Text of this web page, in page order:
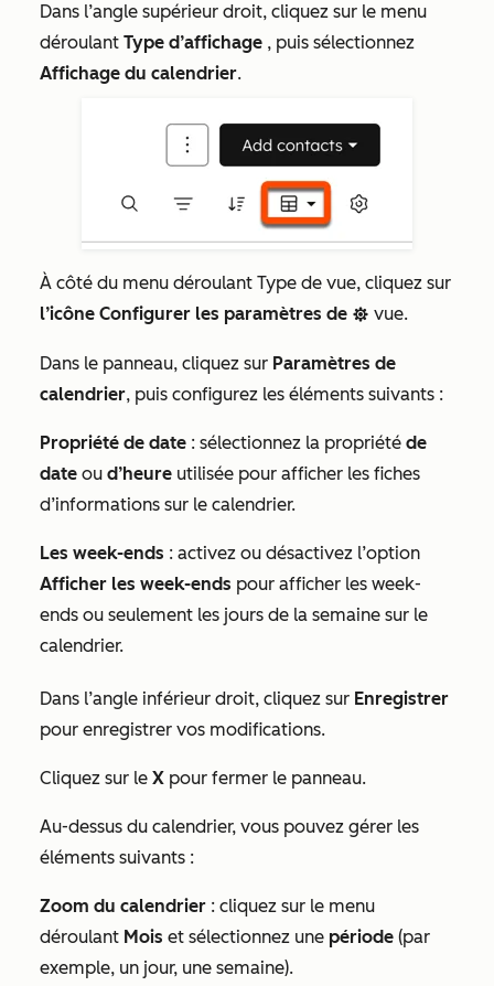
Dans l’angle supérieur droit, cliquez sur le menu
déroulant Type d’affichage , puis sélectionnez
Affichage du calendrier.
À côté du menu déroulant Type de vue, cliquez sur
l’icône Configurer les paramètres de settingsIcon vue.
Dans le panneau, cliquez sur Paramètres de
calendrier, puis configurez les éléments suivants :
Propriété de date : sélectionnez la propriété de
date ou d’heure utilisée pour afficher les fiches
d’informations sur le calendrier.
Les week-ends : activez ou désactivez l’option
Afficher les week-ends pour afficher les week-
ends ou seulement les jours de la semaine sur le
calendrier.
Dans l’angle inférieur droit, cliquez sur Enregistrer
pour enregistrer vos modifications.
Cliquez sur le X pour fermer le panneau.
Au-dessus du calendrier, vous pouvez gérer les
éléments suivants :
Zoom du calendrier : cliquez sur le menu
déroulant Mois et sélectionnez une période (par
exemple, un jour, une semaine).